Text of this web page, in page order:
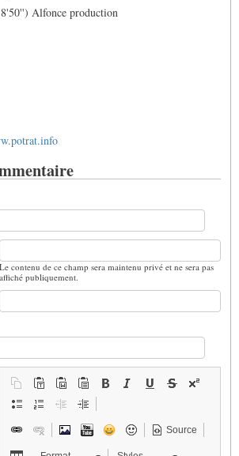
Alfonce production
Le contenu de ce champ sera maintenu privé et ne sera pas
affiché publiquement.
Source